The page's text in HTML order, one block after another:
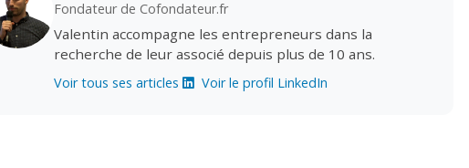
Fondateur de Cofondateur.fr
Valentin accompagne les entrepreneurs dans la
recherche de leur associé depuis plus de 10 ans.
Voir tous ses articles Voir le profil LinkedIn